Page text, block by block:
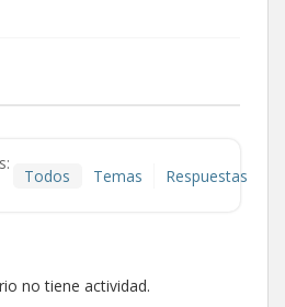
Todos Temas Respuestas
no tiene actividad.